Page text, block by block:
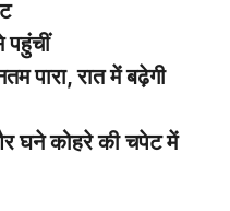
पारा, रात में बढ़ेगी
घने कोहरे की चपेट में